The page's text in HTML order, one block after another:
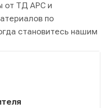
от ТД АРС и
по
становитесь нашим